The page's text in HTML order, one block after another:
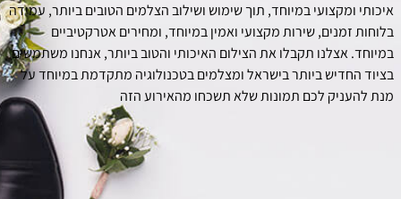
איכותי ומקצועי במיוחד, תוך שימוש ושילוב הצלמים הטובים ביותר, עמידה
בלוחות זמנים, שירות מקצועי ואמין במיוחד, ומחירים אטרקטיביים
במיוחד. אצלנו תקבלו את הצילום האיכותי והטוב ביותר, אנחנו משתמשים
בציוד החדיש ביותר בישראל ומצלמים בטכנולוגיה מתקדמת במיוחד על
מנת להעניק לכם תמונות שלא תשכחו מהאירוע הזה